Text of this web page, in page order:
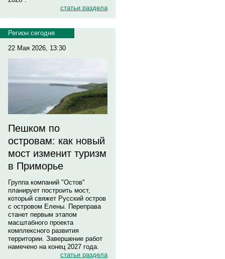
статьи раздела
Регион сегодня
22 Мая 2026, 13:30
Пешком по
островам: как новый
мост изменит туризм
в Приморье
Группа компаний "Остов"
планирует построить мост,
который свяжет Русский остров
с островом Елены. Переправа
станет первым этапом
масштабного проекта
комплексного развития
территории. Завершение работ
намечено на конец 2027 года.
статьи раздела